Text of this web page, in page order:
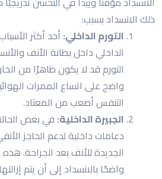
ذلك الانسداد بسبب:
التورم الداخلي: أحد أكثر
الداخلي داخل بطانة الأنف
التورم قد لا يكون ظاهرًا من
واضح على اتساع الممرات
التنفس أصعب من المعتاد.
الجبيرة الداخلية: في بعض
دعامات داخلية لدعم الحاجز
الجديدة للأنف بعد الجراحة.
واضحًا بالانسداد إلى أن يتم